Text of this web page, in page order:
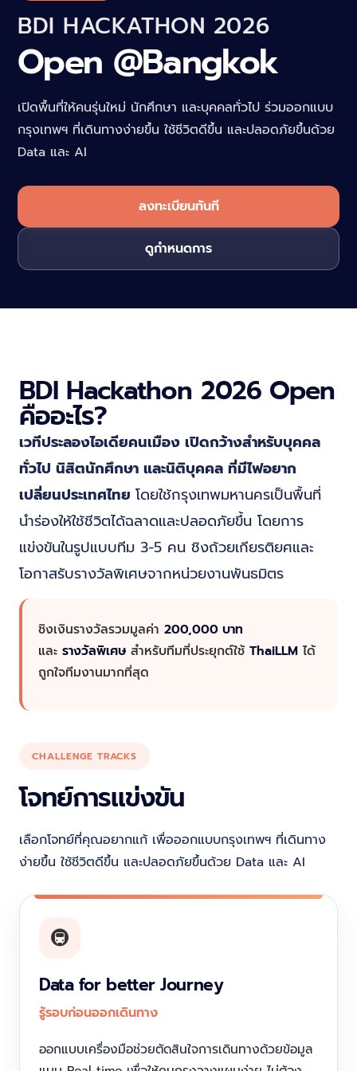
BDI HACKATHON 2026
Open @Bangkok
เปิดพื้นที่ให้คนรุ่นใหม่ นักศึกษา และบุคคลทั่วไป ร่วมออกแบบ
กรุงเทพฯ ที่เดินทางง่ายขึ้น ใช้ชีวิตดีขึ้น และปลอดภัยขึ้นด้วย
Data และ AI
ลงทะเบียนทันที
ดูกำหนดการ
BDI Hackathon 2026 Open
คืออะไร?
เวทีประลองไอเดียคนเมือง เปิดกว้างสำหรับบุคคล
ทั่วไป นิสิตนักศึกษา และนิติบุคคล ที่มีไฟอยาก
เปลี่ยนประเทศไทย โดยใช้กรุงเทพมหานครเป็นพื้นที่
นำร่องให้ใช้ชีวิตได้ฉลาดและปลอดภัยขึ้น โดยการ
แข่งขันในรูปแบบทีม 3-5 คน ชิงถ้วยเกียรติยศและ
โอกาสรับรางวัลพิเศษจากหน่วยงานพันธมิตร
ชิงเงินรางวัลรวมมูลค่า 200,000 บาท
และ รางวัลพิเศษสำหรับทีมที่ประยุกต์ใช้ ThaiLLM ได้
ถูกใจทีมงานมากที่สุด
CHALLENGE TRACKS
โจทย์การแข่งขัน
เลือกโจทย์ที่คุณอยากแก้ เพื่อออกแบบกรุงเทพฯ ที่เดินทาง
ง่ายขึ้น ใช้ชีวิตดีขึ้น และปลอดภัยขึ้นด้วย Data และ AI
🚇
Data for better Journey
รู้รอบก่อนออกเดินทาง
ออกแบบเครื่องมือช่วยตัดสินใจการเดินทางด้วยข้อมูล